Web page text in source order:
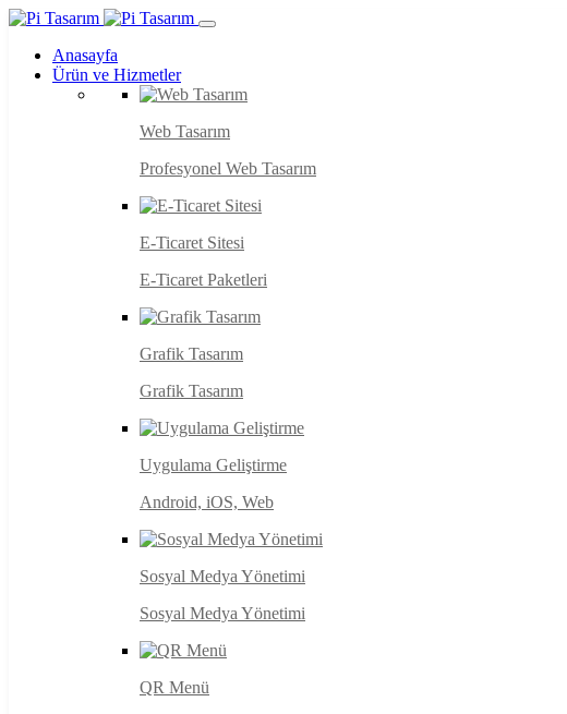
Anasayfa
Ürün ve Hizmetler
Web Tasarım
Profesyonel Web Tasarım
E-Ticaret Sitesi
E-Ticaret Paketleri
Grafik Tasarım
Grafik Tasarım
Uygulama Geliştirme
Android, iOS, Web
Sosyal Medya Yönetimi
Sosyal Medya Yönetimi
QR Menü